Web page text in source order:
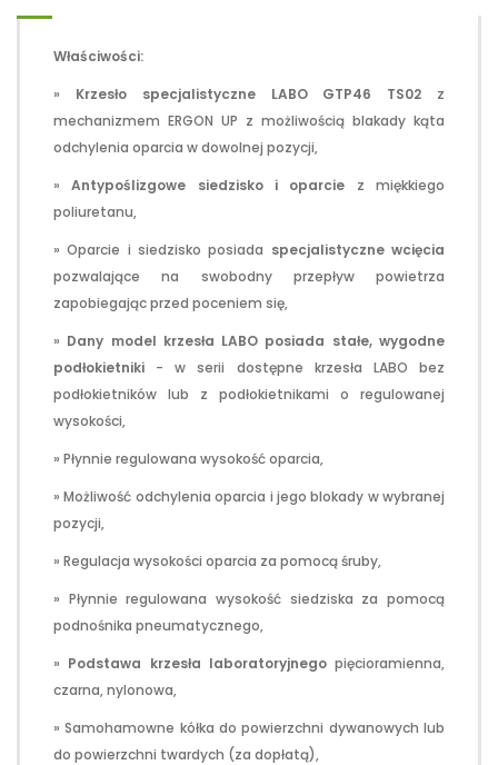
Właściwości:
» Krzesło specjalistyczne LABO GTP46 TS02 z
mechanizmem ERGON UP z możliwością blakady kąta
odchylenia oparcia w dowolnej pozycji,
»Antypoślizgowe siedzisko i oparcie z miękkiego
poliuretanu,
» Oparcie i siedzisko posiada specjalistyczne wcięcia
pozwalające na swobodny przepływ powietrza
zapobiegając przed poceniem się,
» Dany model krzesła LABO posiada stałe, wygodne
podłokietniki - w serii dostępne krzesła LABO bez
podłokietników lub z podłokietnikami o regulowanej
wysokości,
» Płynnie regulowana wysokość oparcia,
» Możliwość odchylenia oparcia i jego blokady w wybranej
pozycji,
» Regulacja wysokości oparcia za pomocą śruby,
» Płynnie regulowana wysokość siedziska za pomocą
podnośnika pneumatycznego,
» Podstawa krzesła laboratoryjnegopięcioramienna,
czarna, nylonowa,
» Samohamowne kółka do powierzchni dywanowych lub
do powierzchni twardych (za dopłatą),